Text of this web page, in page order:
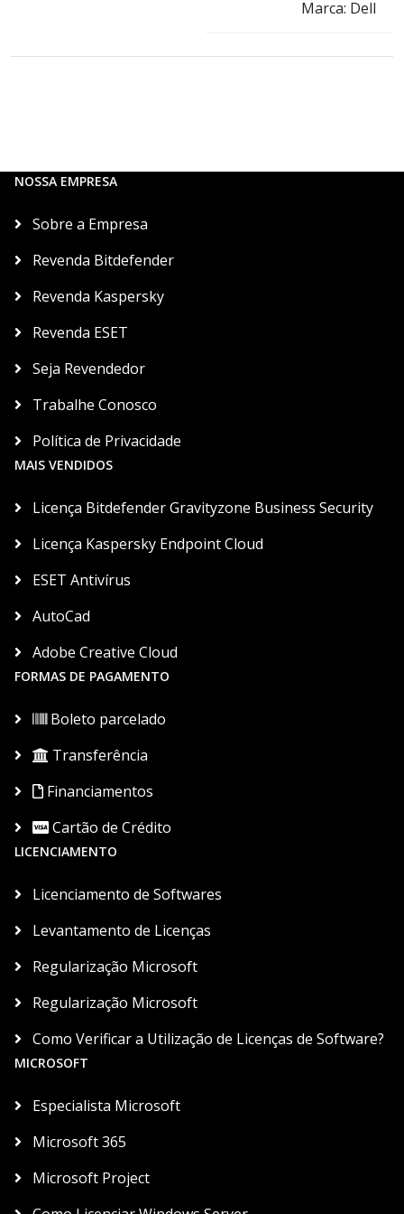
Marca: Dell
NOSSA EMPRESA
Sobre a Empresa
Revenda Bitdefender
Revenda Kaspersky
Revenda ESET
Seja Revendedor
Trabalhe Conosco
Política de Privacidade
MAIS VENDIDOS
Licença Bitdefender Gravityzone Business Security
Licença Kaspersky Endpoint Cloud
ESET Antivírus
AutoCad
Adobe Creative Cloud
FORMAS DE PAGAMENTO
Boleto parcelado
Transferência
Financiamentos
Cartão de Crédito
LICENCIAMENTO
Licenciamento de Softwares
Levantamento de Licenças
Regularização Microsoft
Regularização Microsoft
Como Verificar a Utilização de Licenças de Software?
MICROSOFT
Especialista Microsoft
Microsoft 365
Microsoft Project